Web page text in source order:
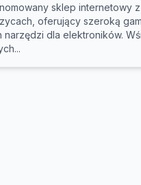
sklep internetowy z
oferujący szeroką
narzędzi dla elektroników.